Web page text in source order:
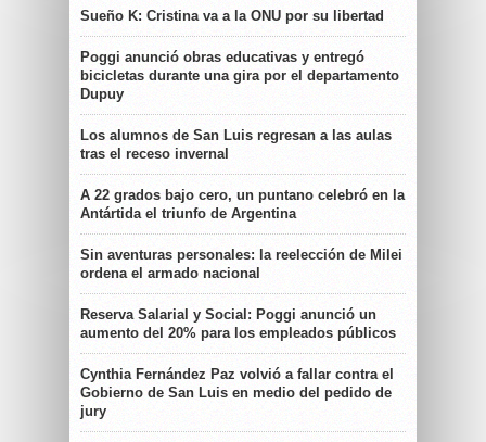
Sueño K: Cristina va a la ONU por su libertad
Poggi anunció obras educativas y entregó
bicicletas durante una gira por el departamento
Dupuy
Los alumnos de San Luis regresan a las aulas
tras el receso invernal
A 22 grados bajo cero, un puntano celebró en la
Antártida el triunfo de Argentina
Sin aventuras personales: la reelección de Milei
ordena el armado nacional
Reserva Salarial y Social: Poggi anunció un
aumento del 20% para los empleados públicos
Cynthia Fernández Paz volvió a fallar contra el
Gobierno de San Luis en medio del pedido de
jury